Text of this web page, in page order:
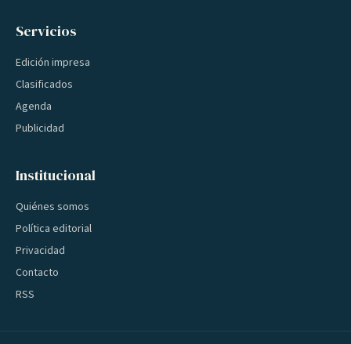
Servicios
Edición impresa
Clasificados
Agenda
Publicidad
Institucional
Quiénes somos
Política editorial
Privacidad
Contacto
RSS